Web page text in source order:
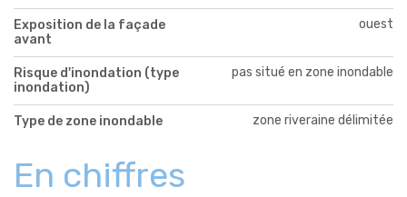
Exposition de la façade
avant
ouest
Risque d'inondation (type
inondation)
pas situé en zone inondable
Type de zone inondable zone riveraine délimitée
En chiffres